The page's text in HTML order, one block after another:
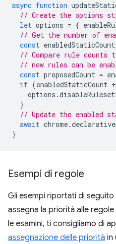
async function
// Create the options
let options = {
// Get the number of
const enabledStaticCount
// Compare rule counts
// new rules can be
const proposedCount =
if (enabledStaticCount +
options .
}
// Update the enabled
await chrome.
}
Esempi di regole
Gli esempi riportati di
assegna la priorità alle
le esamini, ti consigliamo di
assegnazione delle priorità in